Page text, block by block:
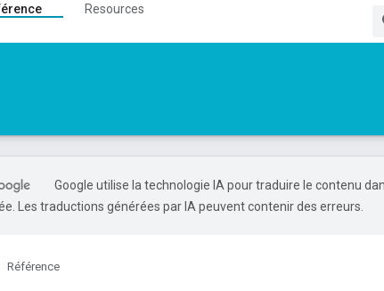
Resources
Google utilise la technologie IA pour traduire le contenu
Les traductions générées par IA peuvent contenir des erreurs.
Référence